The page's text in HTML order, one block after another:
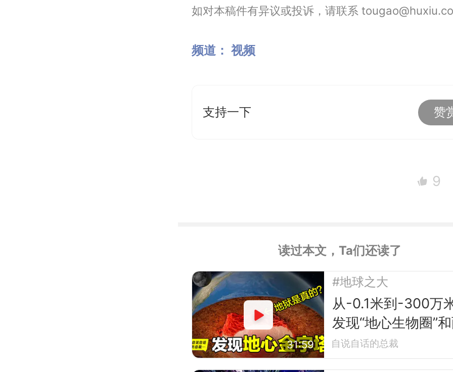
如对本稿件有异议或投诉，请联系
频道： 视频
支持一下 赞
9
读过本文，Ta们还读了
31:59
#地球之大
从-0.1米到-300万
发现“地心生物圈”
座“地心金字塔”
自说自话的总裁